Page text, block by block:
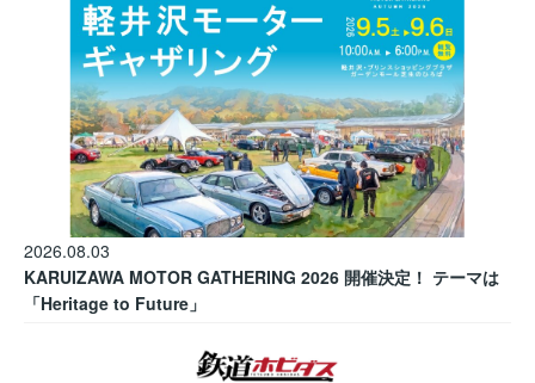
2026.08.03
KARUIZAWA MOTOR GATHERING 2026 開催決定！ テーマは
「Heritage to Future」